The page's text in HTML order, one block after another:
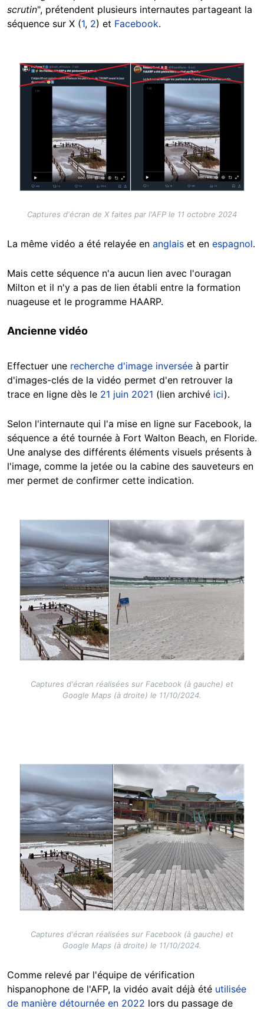
scrutin", prétendent plusieurs internautes partageant la
séquence sur X (1, 2) et Facebook.
Image
Captures d'écran de X faites par l'AFP le 11 octobre 2024
La même vidéo a été relayée en anglais et en espagnol.
Mais cette séquence n'a aucun lien avec l'ouragan
Milton et il n'y a pas de lien établi entre la formation
nuageuse et le programme HAARP.
Ancienne vidéo
Effectuer une recherche d'image inversée à partir
d'images-clés de la vidéo permet d'en retrouver la
trace en ligne dès le 21 juin 2021 (lien archivé ici).
Selon l'internaute qui l'a mise en ligne sur Facebook, la
séquence a été tournée à Fort Walton Beach, en Floride.
Une analyse des différents éléments visuels présents à
l'image, comme la jetée ou la cabine des sauveteurs en
mer permet de confirmer cette indication.
Captures d'écran réalisées sur Facebook (à gauche) et
Google Maps (à droite) le 11/10/2024.
Captures d'écran réalisées sur Facebook (à gauche) et
Google Maps (à droite) le 11/10/2024.
Comme relevé par l'équipe de vérification
hispanophone de l'AFP, la vidéo avait déjà été utilisée
de manière détournée en 2022 lors du passage de